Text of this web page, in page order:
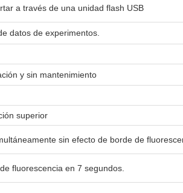
a través de una unidad flash USB
datos de experimentos.
y sin mantenimiento
superior
sin efecto de borde de
fluorescencia en 7 segundos.